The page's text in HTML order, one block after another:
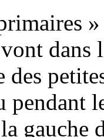
dans
des
pendant
gauche